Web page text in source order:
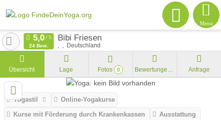
Menu
Bibi Friesen
Deutschland
24 Bew.
Übersicht Lage Fotos 0 Bewertungen Anfrage
Yogastil
Online-Yogakurse
Kurse mit Förderung durch Krankenkassen
Ausstattung